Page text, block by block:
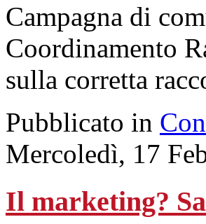
Campagna di
Coordinamento
sulla corretta
Pubblicato in
Mercoledì, 17
Il marketing?